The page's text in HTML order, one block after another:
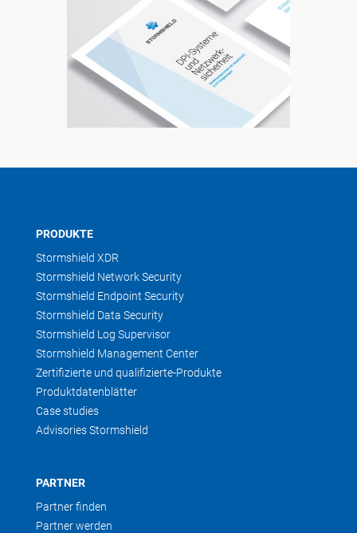
PRODUKTE
Stormshield XDR
Stormshield Network Security
Stormshield Endpoint Security
Stormshield Data Security
Stormshield Log Supervisor
Stormshield Management Center
Zertifizierte und qualifizierte-Produkte
Produktdatenblätter
Case studies
Advisories Stormshield
PARTNER
Partner finden
Partner werden